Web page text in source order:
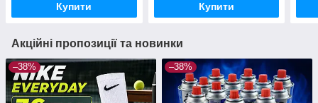
Купити Купити
Акційні пропозиції та новинки
–38% –38%